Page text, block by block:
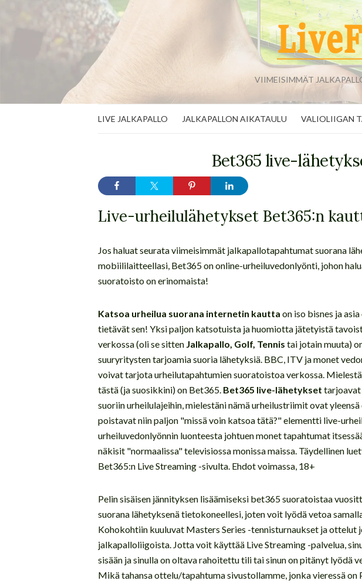
VIIMEISIMMÄT
LIVE JALKAPALLO JALKAPALLON AIKATAULU VALIOLIIGAN
Bet365 live-
Live-urheilulähetykset Bet365:n
Jos haluat seurata viimeisimmät jalkapallotapahtumat suorana
mobiililaitteellasi, Bet365 on online-urheiluvedonlyönti, johon
suoratoisto on erinomaista!
Katsoa urheilua suorana internetin kautta on iso bisnes ja
tietävät sen! Yksi paljon katsotuista ja huomiotta jätetyistä
verkossa (oli se sitten Jalkapallo, Golf, Tennis tai jotain muuta)
suuryritysten tarjoamia suoria lähetyksiä. BBC, ITV ja monet
voivat tarjota urheilutapahtumien suoratoistoa verkossa.
tästä (ja suosikkini) on Bet365. Bet365 live-lähetykset tarjoavat
suoriin urheilulajeihin, mielestäni nämä urheilustriimit ovat
poistavat niin paljon "missä voin katsoa tätä?" elementti live-
urheiluvedonlyönnin luonteesta johtuen monet tapahtumat
näkisit "normaalissa" televisiossa monissa maissa. Täydellinen
Bet365:n Live Streaming -sivulta. Ehdot voimassa, 18+
Pelin sisäisen jännityksen lisäämiseksi bet365 suoratoistaa
suorana lähetyksenä tietokoneellesi, joten voit lyödä vetoa
Kohokohtiin kuuluvat Masters Series -tennisturnaukset ja ottelut
jalkapalloliigoista. Jotta voit käyttää Live Streaming -palvelua,
sisään ja sinulla on oltava rahoitettu tili tai sinun on pitänyt lyödä
Mikä tahansa ottelu/tapahtuma sivustollamme, jonka vieressä on